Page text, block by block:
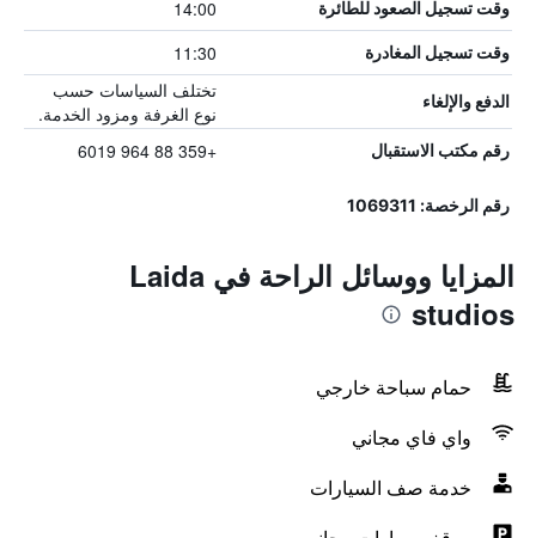
وقت تسجيل الصعود للطائرة 14:00
وقت تسجيل المغادرة 11:30
الدفع والإلغاء
تختلف السياسات حسب
نوع الغرفة ومزود الخدمة.
رقم مكتب الاستقبال +359 88 964 6019
رقم الرخصة: 1069311
المزايا ووسائل الراحة في Laida
studios
حمام سباحة خارجي
واي فاي مجاني
خدمة صف السيارات